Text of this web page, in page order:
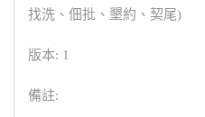
找洗、佃批、墾約、契尾)
版本: 1
備註: